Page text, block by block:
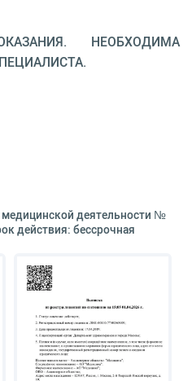
НЕОБХОДИМА
деятельности №
действия: бессрочная